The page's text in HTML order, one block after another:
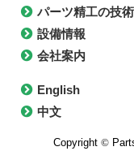
パーツ精工の技術
設備情報
会社案内
English
中文
Copyright ©